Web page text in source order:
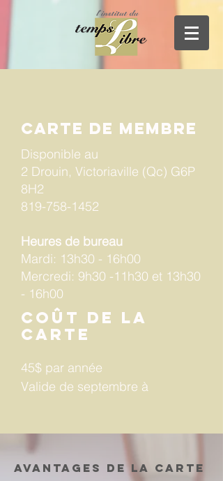
Carte de membre
Disponible au
2 Drouin, Victoriaville (Qc) G6P
8H2
819-758-1452
Heures de bureau
Mardi: 13h30 - 16h00
Mercredi: 9h30 -11h30 et 13h30
- 16h00
coût de la
carte
45$ par année
Valide de septembre à
avantages de la carte